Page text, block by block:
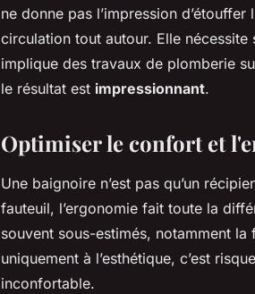
ne donne pas l’impression
circulation tout autour. Elle
implique des travaux de plomberie
le résultat est impressionnant.
Optimiser le confort et
Une baignoire n’est pas qu’un
fauteuil, l’ergonomie fait toute la
souvent sous-estimés, notamment
uniquement à l’esthétique, c’est
inconfortable.